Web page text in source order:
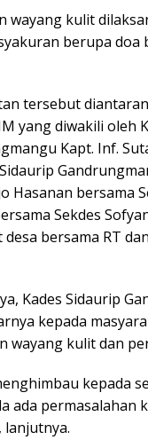
wayang kulit
berupa doa
tersebut
yang diwakili oleh
Kapt. Inf.
Hasanan bersama
Sekdes
bersama RT
Kades Sidaurip
kepada
wayang kulit dan
kepada
ada permasalahan
lanjutnya.